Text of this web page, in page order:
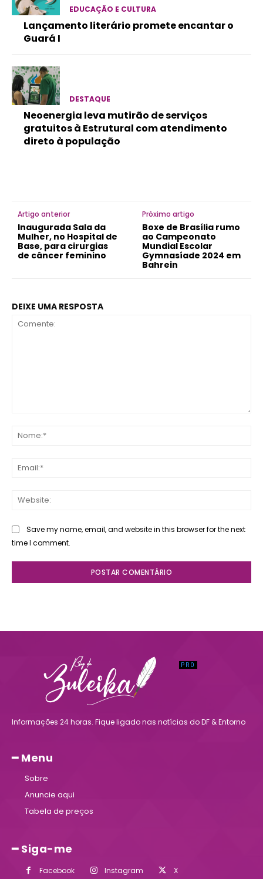
EDUCAÇÃO E CULTURA
Lançamento literário promete encantar o
Guará I
DESTAQUE
Neoenergia leva mutirão de serviços
gratuitos à Estrutural com atendimento
direto à população
Artigo anterior
Inaugurada Sala da
Mulher, no Hospital de
Base, para cirurgias
de câncer feminino
Próximo artigo
Boxe de Brasília rumo
ao Campeonato
Mundial Escolar
Gymnasíade 2024 em
Bahrein
DEIXE UMA RESPOSTA
Save my name, email, and website in this browser for the next
time I comment.
Informações 24 horas. Fique ligado nas notícias do DF & Entorno
━ Menu
Sobre
Anuncie aqui
Tabela de preços
━ Siga-me
Facebook Instagram X